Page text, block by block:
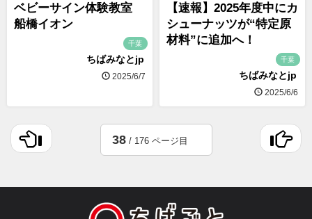
ベビーサイン体験教室
船橋イオン
千葉
ちばみなとjp
2025/6/7
【速報】2025年度中にカ
シューナッツが“特定原
材料”に追加へ！
千葉
ちばみなとjp
2025/6/6
38/ 176 ページ目